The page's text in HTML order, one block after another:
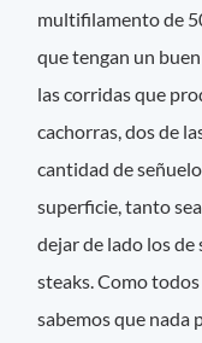
multifilamento de
que tengan un
las corridas que
cachorras, dos de
cantidad de
superficie, tanto
dejar de lado los
steaks. Como
sabemos que nada